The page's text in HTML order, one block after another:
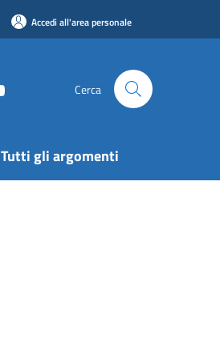
Accedi all'area personale
Cerca
Tutti gli argomenti